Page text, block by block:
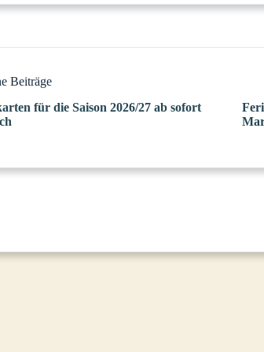
Beiträge
für die Saison 2026/27 ab sofort